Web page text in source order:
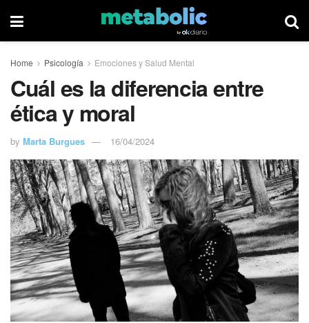
Home Psicología Emociones y Salud Mental
Cuál es la diferencia entre
ética y moral
by Marta Burgues 16/04/2024